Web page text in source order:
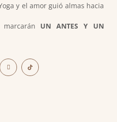
y el amor guió almas hacia
UN ANTES Y UN